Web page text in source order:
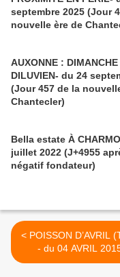
septembre 2025 (Jour
nouvelle ère de
AUXONNE :
DILUVIEN- du 24
(Jour 457 de la
Chantecler)
Bella estate À
juillet 2022 (J+4955
négatif fondateur)
< POISSON D’AVRIL (TER)
- du 04 AVRIL
(J+2299 après le